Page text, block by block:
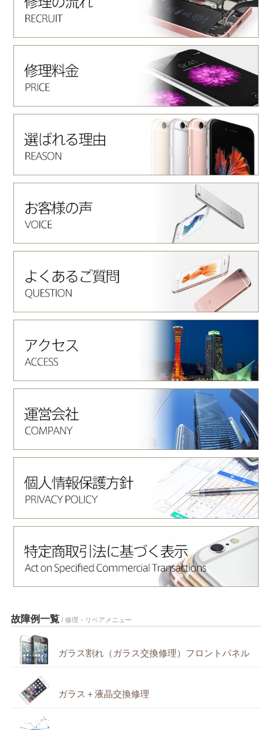
故障例一覧 / 修理・リペアメニュー
ガラス割れ（ガラス交換修理）フロントパネル
ガラス＋液晶交換修理